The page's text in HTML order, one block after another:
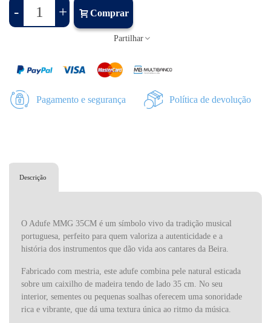
- + Comprar
Partilhar
Pagamento e segurança Política de devolução
Descrição
O Adufe MMG 35CM é um símbolo vivo da tradição musical
portuguesa, perfeito para quem valoriza a autenticidade e a
história dos instrumentos que dão vida aos cantares da Beira.
Fabricado com mestria, este adufe combina pele natural esticada
sobre um caixilho de madeira tendo de lado 35 cm. No seu
interior, sementes ou pequenas soalhas oferecem uma sonoridade
rica e vibrante, que dá uma textura única ao ritmo da música.